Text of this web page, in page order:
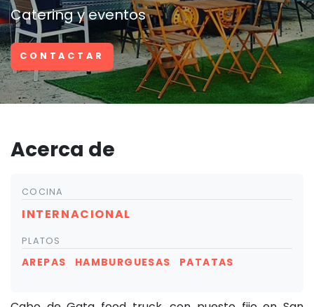
Catering y eventos
CONTACTAR
Acerca de
COCINA
INTERNACIONAL
PLATOS
AREPAS HAMBURGUESAS PATATAS